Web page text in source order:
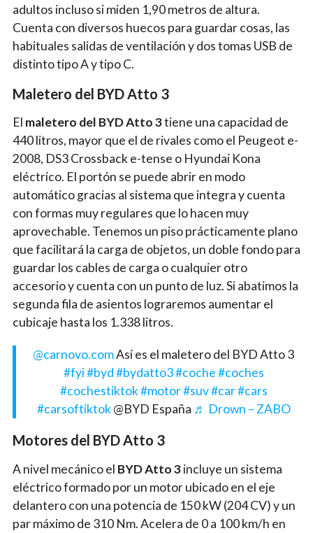
adultos incluso si miden 1,90 metros de altura.
Cuenta con diversos huecos para guardar cosas, las
habituales salidas de ventilación y dos tomas USB de
distinto tipo A y tipo C.
Maletero del BYD Atto 3
El maletero del BYD Atto 3tiene una capacidad de
440 litros, mayor que el de rivales como el Peugeot e-
2008, DS3 Crossback e-tense o Hyundai Kona
eléctrico. El portón se puede abrir en modo
automático gracias al sistema que integra y cuenta
con formas muy regulares que lo hacen muy
aprovechable. Tenemos un piso prácticamente plano
que facilitará la carga de objetos, un doble fondo para
guardar los cables de carga o cualquier otro
accesorio y cuenta con un punto de luz. Si abatimos la
segunda fila de asientos lograremos aumentar el
cubicaje hasta los 1.338 litros.
@carnovo.comAsí es el maletero del BYD Atto 3
#fyi#byd#bydatto3#coche#coches
#cochestiktok#motor#suv#car#cars
#carsoftiktok@BYD España ♬ Drown – ZABO
Motores del BYD Atto 3
A nivel mecánico el BYD Atto 3incluye un sistema
eléctrico formado por un motor ubicado en el eje
delantero con una potencia de 150 kW (204 CV) y un
par máximo de 310 Nm. Acelera de 0 a 100 km/h en